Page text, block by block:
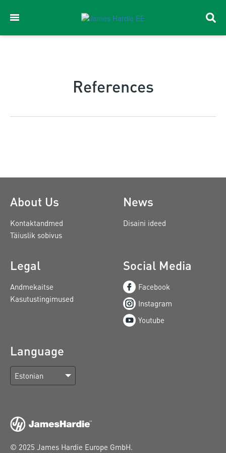
References
About Us
Kontaktandmed
Täiuslik sobivus
News
Disaini ideed
Legal
Andmekaitse
Kasutustingimused
Social Media
Facebook
Instagram
Youtube
Language
Estonian
© 2025 James Hardie Europe GmbH.